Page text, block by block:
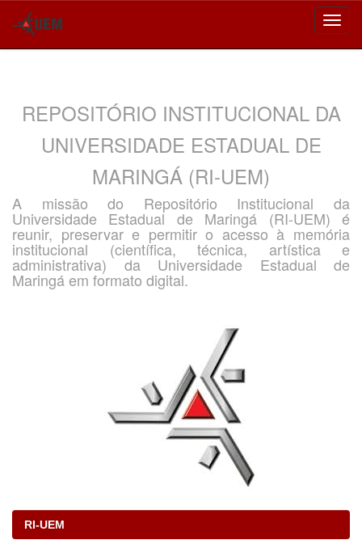
REPOSITÓRIO INSTITUCIONAL DA
UNIVERSIDADE ESTADUAL DE
MARINGÁ (RI-UEM)
A missão do Repositório Institucional da
Universidade Estadual de Maringá (RI-UEM) é
reunir, preservar e permitir o acesso à memória
institucional (científica, técnica, artística e
administrativa) da Universidade Estadual de
Maringá em formato digital.
RI-UEM